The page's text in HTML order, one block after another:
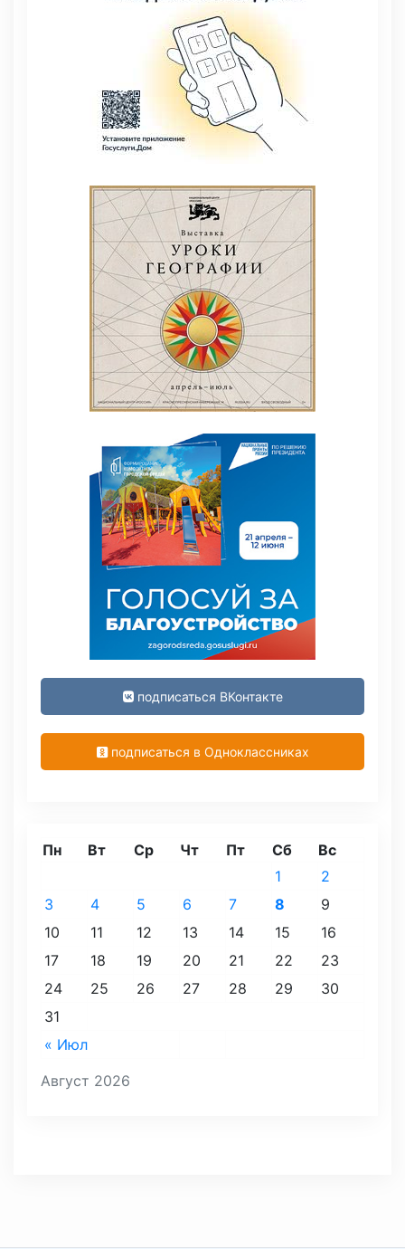
подписаться ВКонтакте
подписаться в Одноклассниках
Август 2026
Пн Вт Ср Чт Пт Сб Вс
« Июл
1
2
3
4 5 6 7 8
9
10
11 12 13 14 15
16
17
18 19 20 21 22
23
24
25 26 27 28 29
30
31